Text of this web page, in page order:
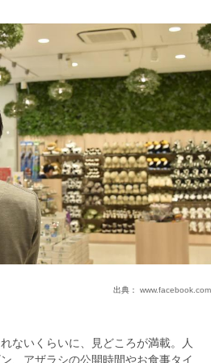
出典： www.facebook.com
ないくらいに、見どころが満載。人
、アザラシの公開時間やお食事タイ